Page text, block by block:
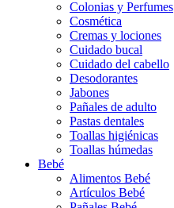
Colonias y Perfumes
Cosmética
Cremas y lociones
Cuidado bucal
Cuidado del cabello
Desodorantes
Jabones
Pañales de adulto
Pastas dentales
Toallas higiénicas
Toallas húmedas
Bebé
Alimentos Bebé
Artículos Bebé